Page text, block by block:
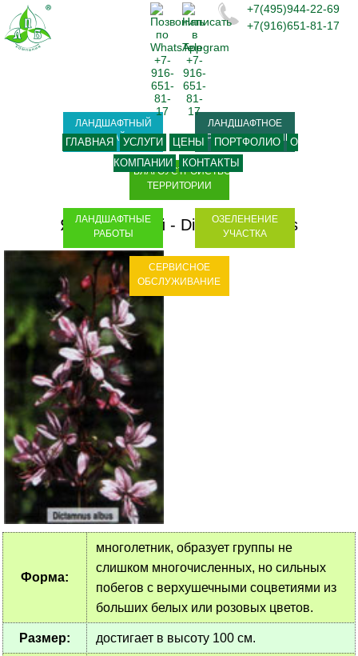
Ясенец белый - Dictamnus albus
Форма:
многолетник, образует группы не
слишком многочисленных, но сильных
побегов с верхушечными соцветиями из
больших белых или розовых цветов.
Размер: достигает в высоту 100 см.
+7(495)944-22-69
+7(916)651-81-17
ГЛАВНАЯ УСЛУГИ ЦЕНЫ ПОРТФОЛИО
О
КОМПАНИИ
КОНТАКТЫ
ЛАНДШАФТНЫЙ
ДИЗАЙН
ЛАНДШАФТНОЕ
ПРОЕКТИРОВАНИЕ
БЛАГОУСТРОЙСТВО
ТЕРРИТОРИИ
ЛАНДШАФТНЫЕ
РАБОТЫ
ОЗЕЛЕНЕНИЕ
УЧАСТКА
СЕРВИСНОЕ
ОБСЛУЖИВАНИЕ